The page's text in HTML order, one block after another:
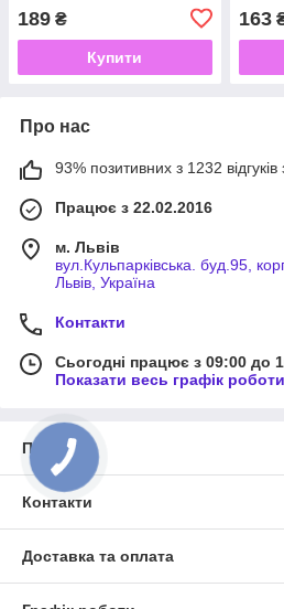
189 ₴
Купити
163
Про нас
93% позитивних з 1232 відгуків
Працює з 22.02.2016
м. Львів
вул.Кульпарківська. буд.95,
Львів, Україна
Контакти
Сьогодні працює з 09:00 до
Показати весь графік роботи
Про нас
Контакти
Доставка та оплата